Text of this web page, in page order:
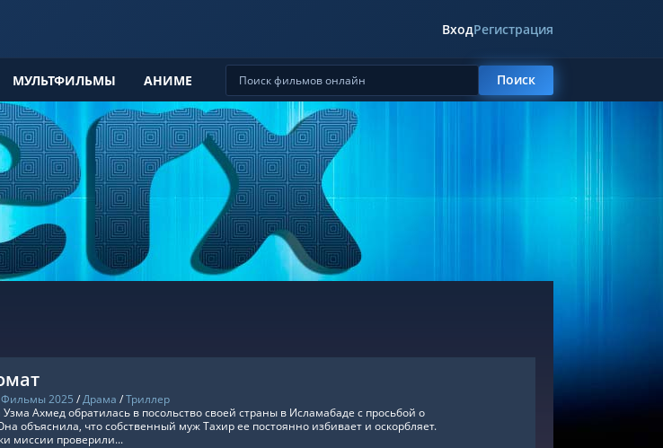
ВходРегистрация
МУЛЬТФИЛЬМЫ АНИМЕ Поиск
Фильмы 2025 /Драма /Триллер
Ахмед обратилась в посольство своей страны в Исламабаде с просьбой о
объяснила, что собственный муж Тахир ее постоянно избивает и оскорбляет.
миссии проверили...